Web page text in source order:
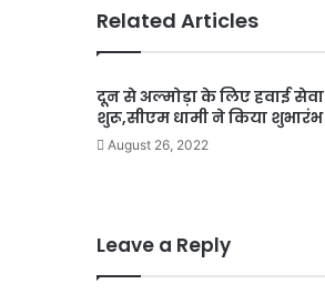
Related Articles
दून से अल्मोड़ा के लिए हवाई सेवा
शुरू,सीएम धामी ने किया शुभारंभ
August 26, 2022
Leave a Reply